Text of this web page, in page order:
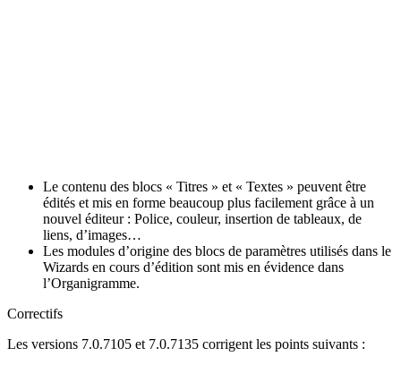
Le contenu des blocs « Titres » et « Textes » peuvent être
édités et mis en forme beaucoup plus facilement grâce à un
nouvel éditeur : Police, couleur, insertion de tableaux, de
liens, d’images…
Les modules d’origine des blocs de paramètres utilisés dans le
Wizards en cours d’édition sont mis en évidence dans
l’Organigramme.
Correctifs
Les versions 7.0.7105 et 7.0.7135 corrigent les points suivants :